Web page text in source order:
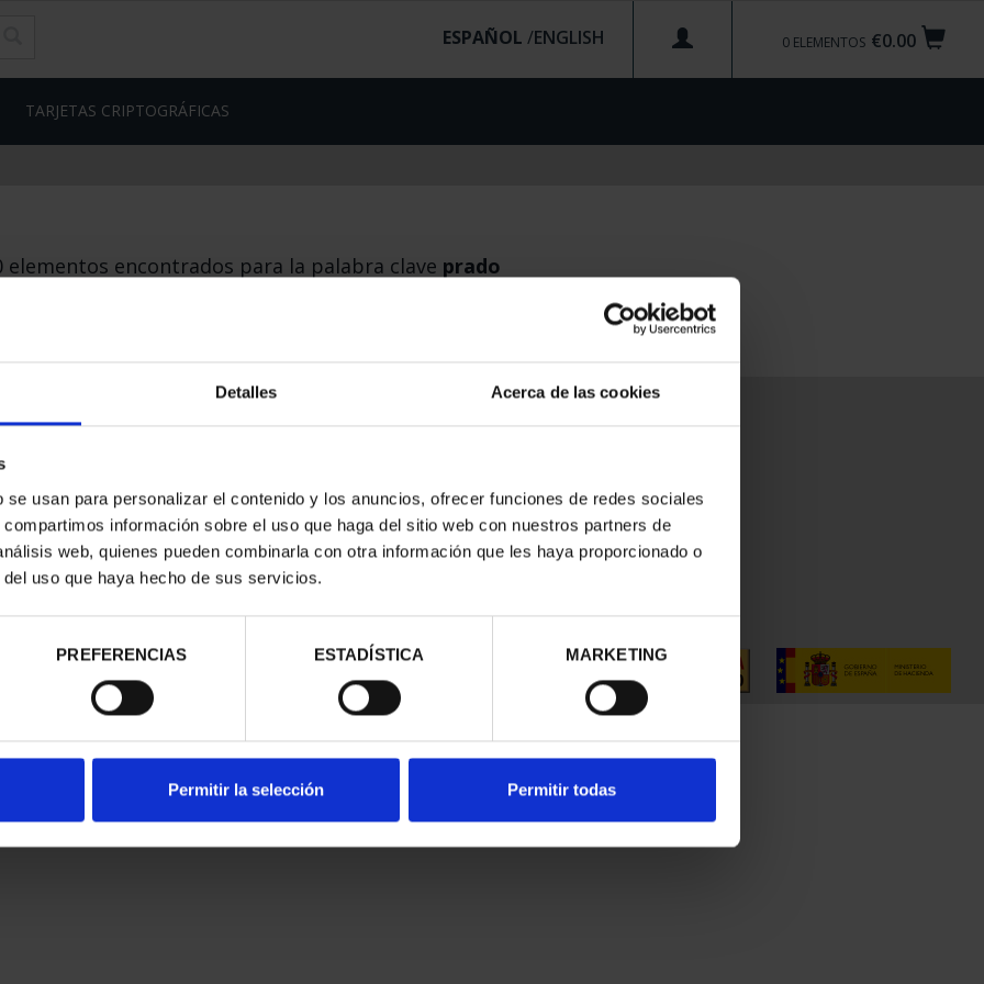
Detalles Acerca de las cookies
usan para personalizar el contenido y los anuncios, ofrecer funciones de redes sociales
información sobre el uso que haga del sitio web con nuestros partners de
web, quienes pueden combinarla con otra información que les haya proporcionado o
uso que haya hecho de sus servicios.
PREFERENCIAS ESTADÍSTICA MARKETING
Permitir la selección Permitir todas
€0.00
0 ELEMENTOS
ESPAÑOL /
TARJETAS CRIPTOGRÁFICAS
elementos encontrados para la palabra clave prado
Legales| |Ayuda|